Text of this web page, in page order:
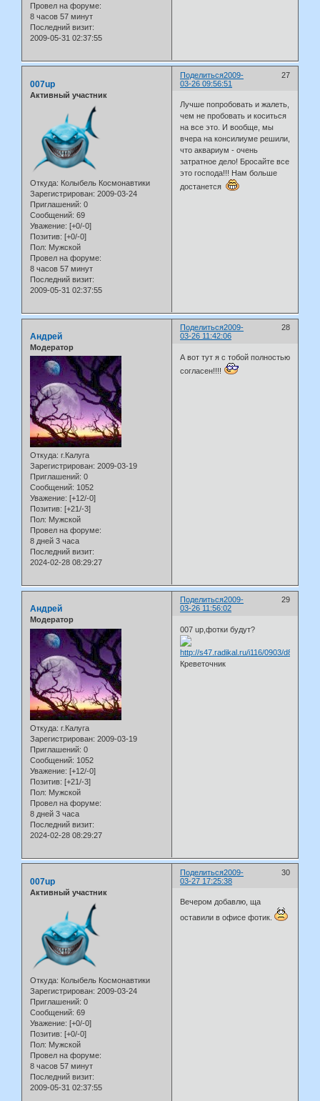
Провел на форуме:
8 часов 57 минут
Последний визит:
2009-05-31 02:37:55
Поделиться 27
2009-
03-26 09:56:51
007up
Активный участник
Откуда: Колыбель Космонавтики
Зарегистрирован: 2009-03-24
Приглашений: 0
Сообщений: 69
Уважение: [+0/-0]
Позитив: [+0/-0]
Пол: Мужской
Провел на форуме:
8 часов 57 минут
Последний визит:
2009-05-31 02:37:55
Лучше попробовать и жалеть,
чем не пробовать и коситься
на все это. И вообще, мы
вчера на консилиуме решили,
что аквариум - очень
затратное дело! Бросайте все
это господа!!! Нам больше
достанется
Поделиться 28
2009-
03-26 11:42:06
Андрей
Модератор
Откуда: г.Калуга
Зарегистрирован: 2009-03-19
Приглашений: 0
Сообщений: 1052
Уважение: [+12/-0]
Позитив: [+21/-3]
Пол: Мужской
Провел на форуме:
8 дней 3 часа
Последний визит:
2024-02-28 08:29:27
А вот тут я с тобой полностью
согласен!!!!
Поделиться 29
2009-
03-26 11:56:02
Андрей
Модератор
Откуда: г.Калуга
Зарегистрирован: 2009-03-19
Приглашений: 0
Сообщений: 1052
Уважение: [+12/-0]
Позитив: [+21/-3]
Пол: Мужской
Провел на форуме:
8 дней 3 часа
Последний визит:
2024-02-28 08:29:27
007 up,фотки будут?
Креветочник
Поделиться 30
2009-
03-27 17:25:38
007up
Активный участник
Откуда: Колыбель Космонавтики
Зарегистрирован: 2009-03-24
Приглашений: 0
Сообщений: 69
Уважение: [+0/-0]
Позитив: [+0/-0]
Пол: Мужской
Провел на форуме:
8 часов 57 минут
Последний визит:
2009-05-31 02:37:55
Вечером добавлю, ща
оставили в офисе фотик.